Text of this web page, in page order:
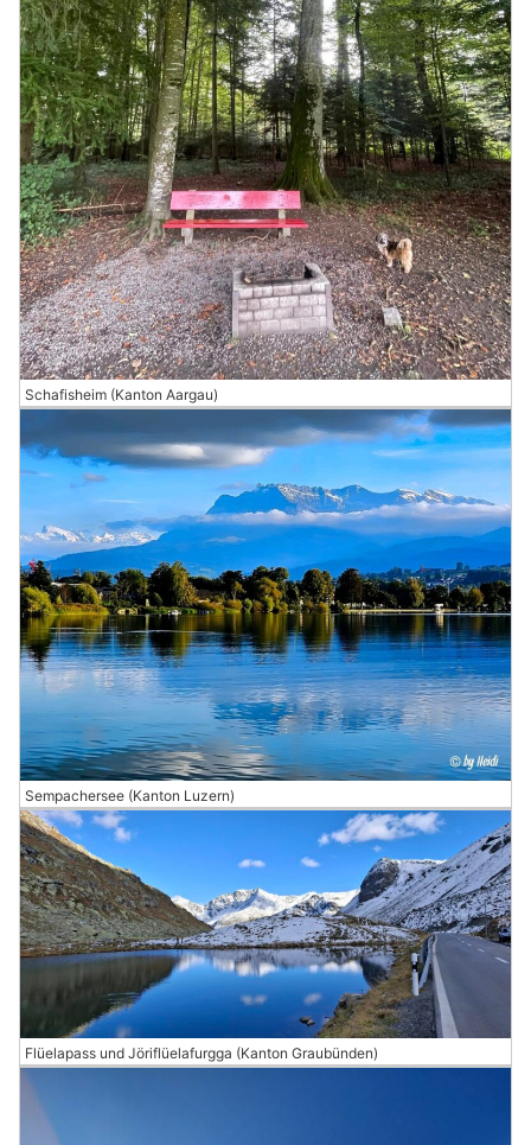
Schafisheim (Kanton Aargau)
Sempachersee (Kanton Luzern)
Flüelapass und Jöriflüelafurgga (Kanton Graubünden)